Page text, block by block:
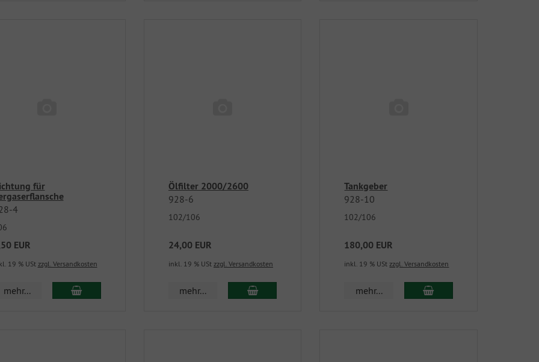
für
4
EUR
19 % USt zzgl. Versandkosten
mehr...
Ölfilter 2000/2600
928-6
102/106
24,00 EUR
inkl. 19 % USt zzgl. Versandkosten
mehr...
Tankgeber
928-10
102/106
180,00 EUR
inkl. 19 % UStzzgl. Versandkosten
mehr...